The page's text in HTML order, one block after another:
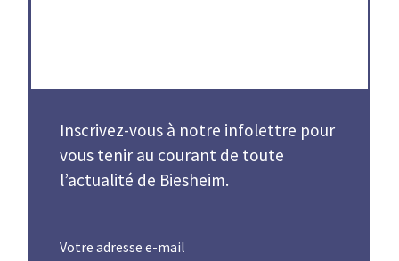
Inscrivez-vous à notre infolettre pour
vous tenir au courant de toute
l’actualité de Biesheim.
Votre adresse e-mail